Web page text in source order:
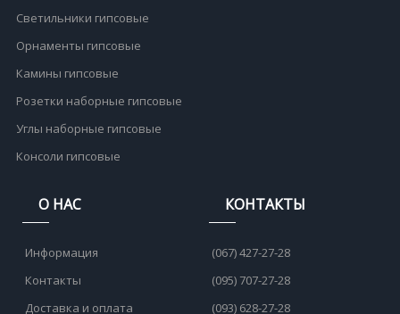
Светильники гипсовые
Орнаменты гипсовые
Камины гипсовые
Розетки наборные гипсовые
Углы наборные гипсовые
Консоли гипсовые
О НАС
Информация
Контакты
Доставка и оплата
КОНТАКТЫ
(067) 427-27-28
(095) 707-27-28
(093) 628-27-28